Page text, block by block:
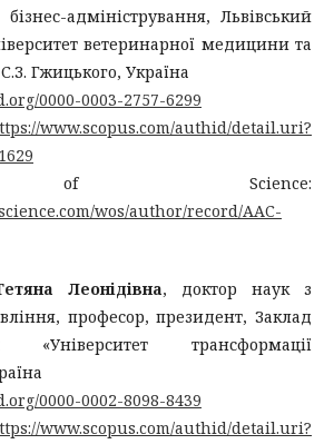
адміністрування, Львівський
ветеринарної медицини та
Гжицького, Україна
0000-0003-2757-6299
www.scopus.com/authid/detail.uri?
Science:
wos/author/record/AAC-
Леонідівна, доктор наук з
професор, президент, Заклад
трансформації
0000-0002-8098-8439
www.scopus.com/authid/detail.uri?